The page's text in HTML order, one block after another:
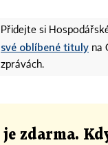
Přidejte si
své oblíbené tituly na
zprávách.
je zdarma.